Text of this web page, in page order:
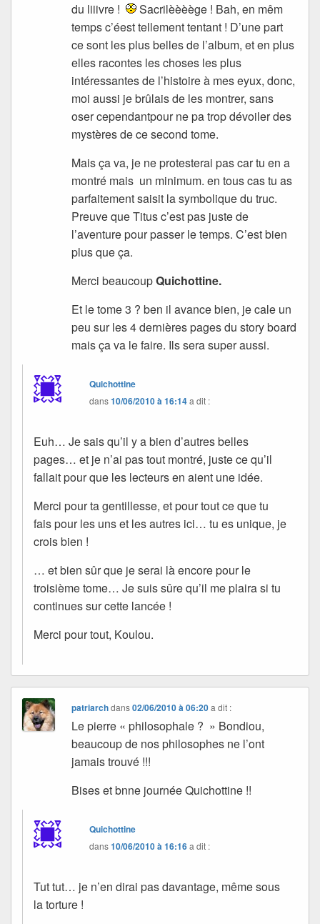
du liiivre !
Sacrilèèèège ! Bah, en mêm
temps c’éest tellement tentant ! D’une part
ce sont les plus belles de l’album, et en plus
elles racontes les choses les plus
intéressantes de l’histoire à mes eyux, donc,
moi aussi je brûlais de les montrer, sans
oser cependantpour ne pa trop dévoiler des
mystères de ce second tome.
Mais ça va, je ne protesterai pas car tu en a
montré mais un minimum. en tous cas tu as
parfaitement saisit la symbolique du truc.
Preuve que Titus c’est pas juste de
l’aventure pour passer le temps. C’est bien
plus que ça.
Merci beaucoupQuichottine.
Et le tome 3 ? ben il avance bien, je cale un
peu sur les 4 dernières pages du story board
mais ça va le faire. Ils sera super aussi.
Quichottine
dans10/06/2010 à 16:14a dit :
Euh… Je sais qu’il y a bien d’autres belles
pages… et je n’ai pas tout montré, juste ce qu’il
fallait pour que les lecteurs en aient une idée.
Merci pour ta gentillesse, et pour tout ce que tu
fais pour les uns et les autres ici… tu es unique, je
crois bien !
… et bien sûr que je serai là encore pour le
troisième tome… Je suis sûre qu’il me plaira si tu
continues sur cette lancée !
Merci pour tout, Koulou.
patriarchdans02/06/2010 à 06:20 a dit :
Le pierre « philosophale ? » Bondiou,
beaucoup de nos philosophes ne l’ont
jamais trouvé !!!
Bises et bnne journée Quichottine !!
Quichottine
dans10/06/2010 à 16:16a dit :
Tut tut… je n’en dirai pas davantage, même sous
la torture !